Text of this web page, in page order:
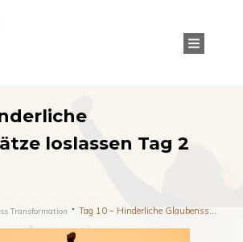
loslassen Tag 2
Transformation Tag 10 – Hinderliche Glaubenssätze loslassen Tag 2 von 5